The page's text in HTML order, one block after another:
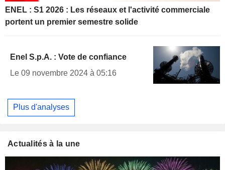
ENEL : S1 2026 : Les réseaux et l'activité commerciale
portent un premier semestre solide
Enel S.p.A. : Vote de confiance
Le 09 novembre 2024 à 05:16
Plus d'analyses
Actualités à la une